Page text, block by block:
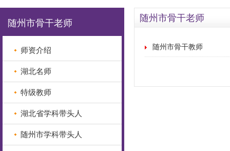
随州市骨干老师
随州市骨干教师
随州市骨干老师
师资介绍
湖北名师
特级教师
湖北省学科带头人
随州市学科带头人